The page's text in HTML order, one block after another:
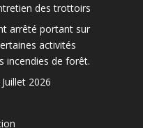
des trottoirs
arrêté portant sur
activités
incendies de forêt.
2026